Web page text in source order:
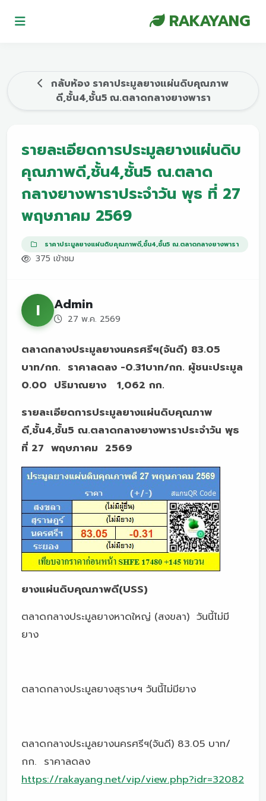
RAKAYANG
กลับห้อง ราคาประมูลยางแผ่นดิบคุณภาพ
ดี,ชั้น4,ชั้น5 ณ.ตลาดกลางยางพารา
รายละเอียดการประมูลยางแผ่นดิบ
คุณภาพดี,ชั้น4,ชั้น5 ณ.ตลาด
กลางยางพาราประจำวัน พุธ ที่ 27
พฤษภาคม 2569
ราคาประมูลยางแผ่นดิบคุณภาพดี,ชั้น4,ชั้น5 ณ.ตลาดกลางยางพารา
375 เข้าชม
I Admin
27 พ.ค. 2569
ตลาดกลางประมูลยางนครศรีฯ(จันดี) 83.05
บาท/กก. ราคาลดลง -0.31บาท/กก. ผู้ชนะประมูล
0.00 ปริมาณยาง 1,062 กก.
รายละเอียดการประมูลยางแผ่นดิบคุณภาพ
ดี,ชั้น4,ชั้น5 ณ.ตลาดกลางยางพาราประจำวัน พุธ
ที่ 27 พฤษภาคม 2569
ยางแผ่นดิบคุณภาพดี(USS)
ตลาดกลางประมูลยางหาดใหญ่ (สงขลา) วันนี้ไม่มี
ยาง
ตลาดกลางประมูลยางสุราษฯ วันนี้ไม่มียาง
ตลาดกลางประมูลยางนครศรีฯ(จันดี) 83.05 บาท/
กก. ราคาลดลง
https://rakayang.net/vip/view.php?idr=32082